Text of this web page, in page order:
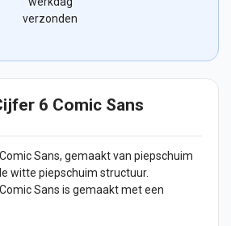
verzonden
6 Comic Sans
Sans, gemaakt van piepschuim
witte piepschuim structuur.
Sans is gemaakt met een